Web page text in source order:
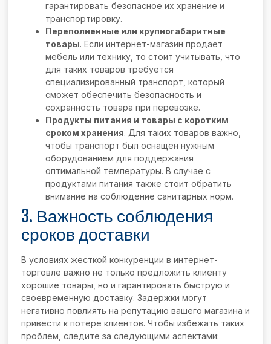
гарантировать безопасное их хранение и
транспортировку.
Переполненные или крупногабаритные
товары. Если интернет-магазин продает
мебель или технику, то стоит учитывать, что
для таких товаров требуется
специализированный транспорт, который
сможет обеспечить безопасность и
сохранность товара при перевозке.
Продукты питания и товары с коротким
сроком хранения. Для таких товаров важно,
чтобы транспорт был оснащен нужным
оборудованием для поддержания
оптимальной температуры. В случае с
продуктами питания также стоит обратить
внимание на соблюдение санитарных норм.
3. Важность соблюдения
сроков доставки
В условиях жесткой конкуренции в интернет-
торговле важно не только предложить клиенту
хорошие товары, но и гарантировать быструю и
своевременную доставку. Задержки могут
негативно повлиять на репутацию вашего магазина и
привести к потере клиентов. Чтобы избежать таких
проблем, следите за следующими аспектами: